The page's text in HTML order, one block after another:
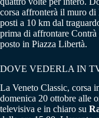
corsa affronterà il muro di
posti a 10 km dal
prima di affrontare
posto in Piazza Libertà.
DOVE VEDERLA IN
La Veneto Classic, corsa
domenica 20 ottobre alle
televisiva e in chiaro su